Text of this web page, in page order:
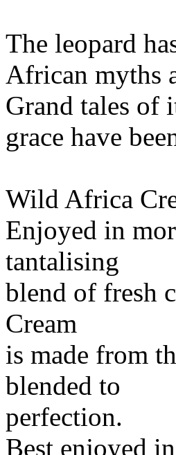
The leopard
African myths
Grand tales of
grace have
Wild Africa
Enjoyed in
tantalising
blend of fresh
Cream
is made from
blended to
perfection.
Best enjoyed